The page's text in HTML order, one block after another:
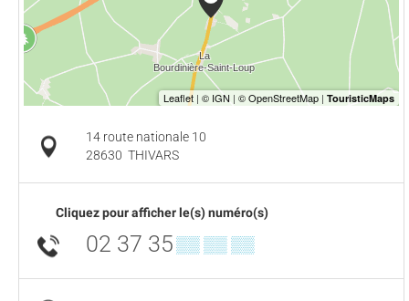
14 route nationale 10
28630 THIVARS
Cliquez pour afficher le(s) numéro(s)
02 37 35 ▒▒ ▒▒ ▒▒